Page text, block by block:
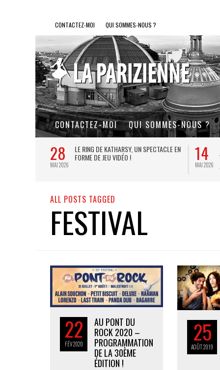
CONTACTEZ-MOI QUI SOMMES-NOUS ?
CONTACTEZ-MOI QUI SOMMES-NOUS ?
28
MAI 2026
LE RING DE KATHARSY, UN SPECTACLE EN
FORME DE JEU VIDÉO !
14
MAI 2026
ALL POSTS TAGGED
FESTIVAL
22
FÉV2020
AU PONT DU
ROCK 2020 –
PROGRAMMATION
DE LA 30ÈME
ÉDITION !
25
AOÛT2019